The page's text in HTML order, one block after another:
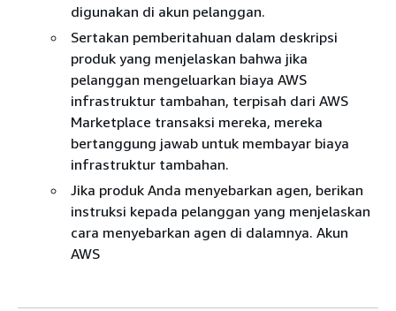
digunakan di akun pelanggan.
Sertakan pemberitahuan dalam deskripsi
produk yang menjelaskan bahwa jika
pelanggan mengeluarkan biaya AWS
infrastruktur tambahan, terpisah dari AWS
Marketplace transaksi mereka, mereka
bertanggung jawab untuk membayar biaya
infrastruktur tambahan.
Jika produk Anda menyebarkan agen, berikan
instruksi kepada pelanggan yang menjelaskan
cara menyebarkan agen di dalamnya. Akun
AWS